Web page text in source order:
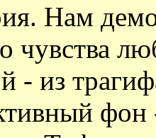
Нам
чувства
- из
фон